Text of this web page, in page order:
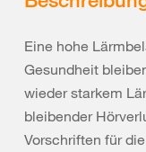
Eine hohe
Gesundheit
wieder starkem
bleibender
Vorschriften für